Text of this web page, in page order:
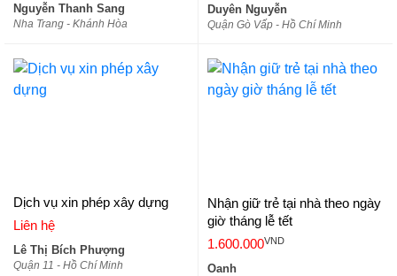
Nguyễn Thanh Sang
Nha Trang - Khánh Hòa
Duyên Nguyễn
Quận Gò Vấp - Hồ Chí Minh
Dịch vụ xin phép xây dựng
Liên hệ
Lê Thị Bích Phượng
Quận 11 - Hồ Chí Minh
Nhận giữ trẻ tại nhà theo ngày
giờ tháng lễ tết
1.600.000VND
Oanh